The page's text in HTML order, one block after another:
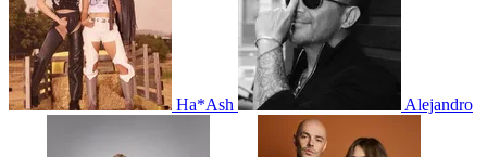
Ha*Ash Alejandro